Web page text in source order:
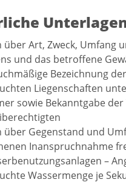
über Art, Zweck, Umfang
und das betroffene
Bezeichnung
Liegenschaften
sowie Bekanntgabe
über Gegenstand und
Inanspruchnahme
–
Wassermenge je